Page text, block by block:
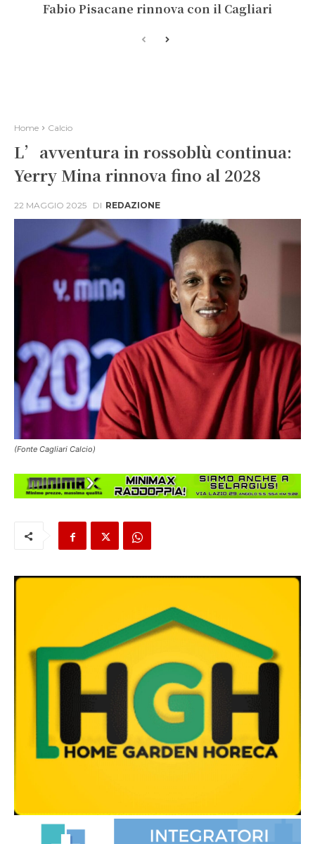
Fabio Pisacane rinnova con il Cagliari